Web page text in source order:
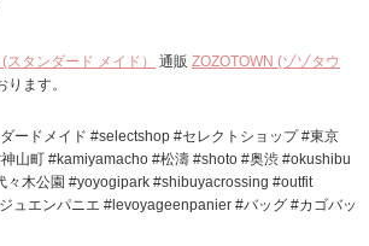
タンダード メイド） 通販 ZOZOTOWN (ゾゾタウ
ます。
ードメイド #selectshop #セレクトショップ #東京
山町 #kamiyamacho #松濤 #shoto #奥渋 #okushibu
々木公園 #yoyogipark #shibuyacrossing #outfit
ュエンパニエ #levoyageenpanier #バッグ #カゴバッ